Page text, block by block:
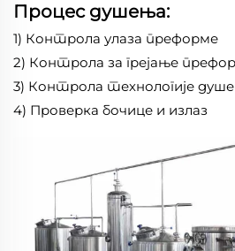
Процес душења:
1) Контрола улаза преформе
2) Контрола за грејање
3) Контрола технологије
4) Проверка бочице и излаз